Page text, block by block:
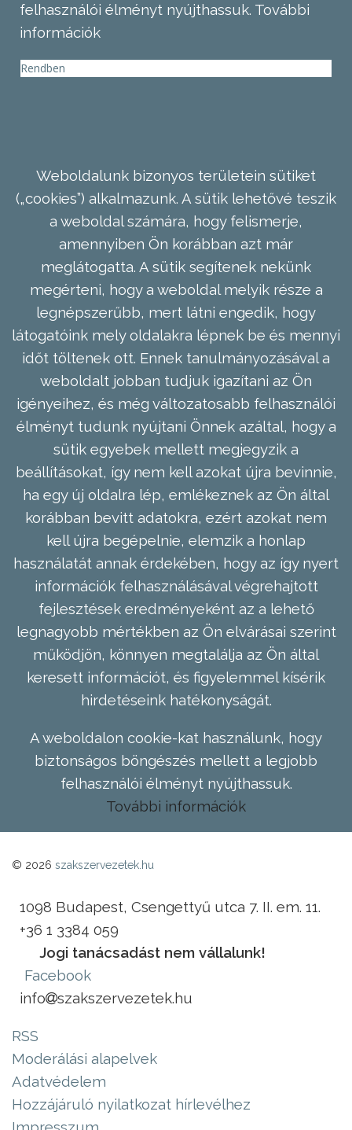
felhasználói élményt nyújthassuk. További
információk
Rendben
Weboldalunk bizonyos területein sütiket
(„cookies”) alkalmazunk. A sütik lehetővé teszik
a weboldal számára, hogy felismerje,
amennyiben Ön korábban azt már
meglátogatta. A sütik segítenek nekünk
megérteni, hogy a weboldal melyik része a
legnépszerűbb, mert látni engedik, hogy
látogatóink mely oldalakra lépnek be és mennyi
időt töltenek ott. Ennek tanulmányozásával a
weboldalt jobban tudjuk igazítani az Ön
igényeihez, és még változatosabb felhasználói
élményt tudunk nyújtani Önnek azáltal, hogy a
sütik egyebek mellett megjegyzik a
beállításokat, így nem kell azokat újra bevinnie,
ha egy új oldalra lép, emlékeznek az Ön által
korábban bevitt adatokra, ezért azokat nem
kell újra begépelnie, elemzik a honlap
használatát annak érdekében, hogy az így nyert
információk felhasználásával végrehajtott
fejlesztések eredményeként az a lehető
legnagyobb mértékben az Ön elvárásai szerint
működjön, könnyen megtalálja az Ön által
keresett információt, és figyelemmel kísérik
hirdetéseink hatékonyságát.
A weboldalon cookie-kat használunk, hogy
biztonságos böngészés mellett a legjobb
felhasználói élményt nyújthassuk.
További információk
© 2026 szakszervezetek.hu
1098 Budapest, Csengettyű utca 7. II. em. 11.
+36 1 3384 059
Jogi tanácsadást nem vállalunk!
Facebook
info
szakszervezetek.hu
RSS
Moderálási alapelvek
Adatvédelem
Hozzájáruló nyilatkozat hírlevélhez